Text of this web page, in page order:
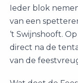
Ieder blok
van een
‘t Swijnshooft.
direct na de
van de